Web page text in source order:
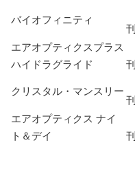
バイオフィニティ
刊
エアオプティクスプラス
ハイドラグライド
刊
クリスタル・マン​​スリー
刊
エアオプティクス ナイ
ト＆デイ
刊